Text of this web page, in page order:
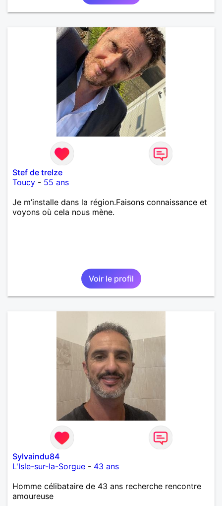
Stef de treIze
Toucy - 55 ans
Je m’installe dans la région.Faisons connaissance et
voyons où cela nous mène.
Voir le profil
Sylvaindu84
L'Isle-sur-la-Sorgue - 43 ans
Homme célibataire de 43 ans recherche rencontre
amoureuse